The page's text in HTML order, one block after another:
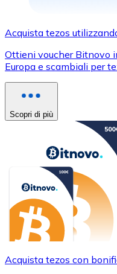
Acquista tezos
Ottieni voucher Bitnovo
Europa e scambiali per
Scopri di più
Acquista tezos con